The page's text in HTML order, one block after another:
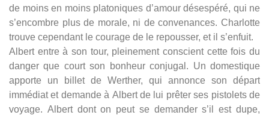
de moins en moins platoniques d’amour désespéré, qui ne
s’encombre plus de morale, ni de convenances. Charlotte
trouve cependant le courage de le repousser, et il s’enfuit.
Albert entre à son tour, pleinement conscient cette fois du
danger que court son bonheur conjugal. Un domestique
apporte un billet de Werther, qui annonce son départ
immédiat et demande à Albert de lui prêter ses pistolets de
voyage. Albert dont on peut se demander s’il est dupe,